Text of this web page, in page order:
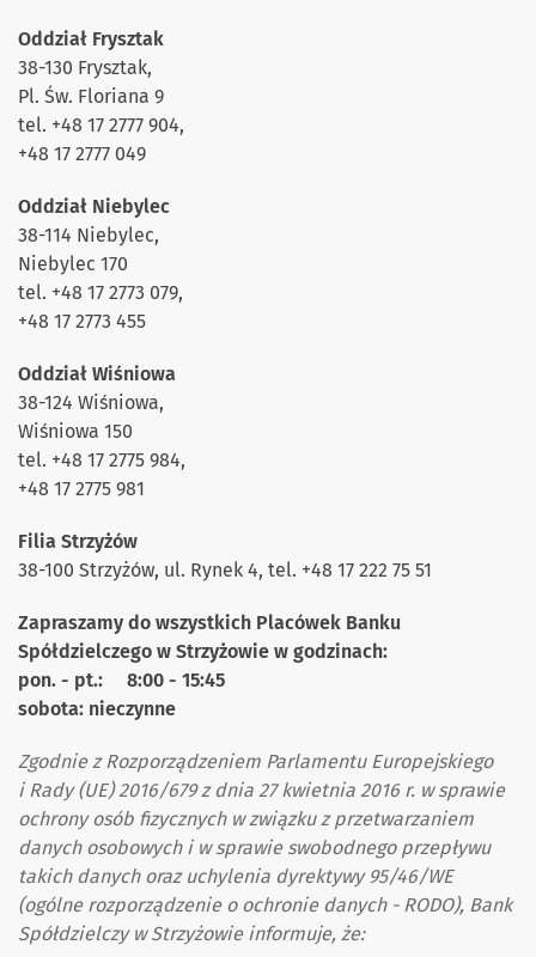
Oddział Frysztak
38-130 Frysztak,
Pl. Św. Floriana 9
tel. +48 17 2777 904,
+48 17 2777 049
Oddział Niebylec
38-114 Niebylec,
Niebylec 170
tel. +48 17 2773 079,
+48 17 2773 455
Oddział Wiśniowa
38-124 Wiśniowa,
Wiśniowa 150
tel. +48 17 2775 984,
+48 17 2775 981
Filia Strzyżów
38-100 Strzyżów, ul. Rynek 4, tel. +48 17 222 75 51
Zapraszamy do wszystkich Placówek Banku
Spółdzielczego w Strzyżowie w godzinach:
pon. - pt.: 8:00 - 15:45
sobota: nieczynne
Zgodnie z Rozporządzeniem Parlamentu Europejskiego
i Rady (UE) 2016/679 z dnia 27 kwietnia 2016 r. w sprawie
ochrony osób fizycznych w związku z przetwarzaniem
danych osobowych i w sprawie swobodnego przepływu
takich danych oraz uchylenia dyrektywy 95/46/WE
(ogólne rozporządzenie o ochronie danych - RODO), Bank
Spółdzielczy w Strzyżowie informuje, że: